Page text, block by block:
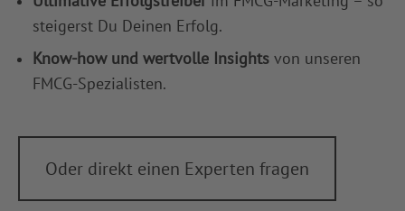
steigerst Du Deinen Erfolg.
Know-how und wertvolle Insights von unseren
FMCG-Spezialisten.
Oder direkt einen Experten fragen